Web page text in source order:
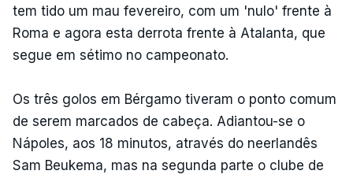
tem tido um mau fevereiro, com um 'nulo' frente à
Roma e agora esta derrota frente à Atalanta, que
segue em sétimo no campeonato.
Os três golos em Bérgamo tiveram o ponto comum
de serem marcados de cabeça. Adiantou-se o
Nápoles, aos 18 minutos, através do neerlandês
Sam Beukema, mas na segunda parte o clube de